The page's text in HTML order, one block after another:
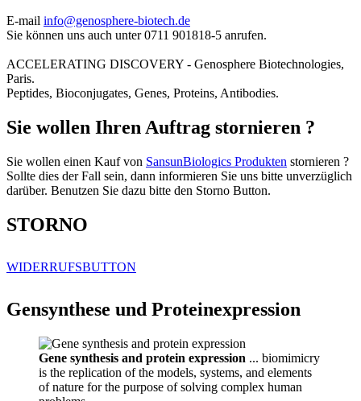
E-mail info@genosphere-biotech.de
Sie können uns auch unter 0711 901818-5 anrufen.
ACCELERATING DISCOVERY - Genosphere Biotechnologies,
Paris.
Peptides, Bioconjugates, Genes, Proteins, Antibodies.
Sie wollen Ihren Auftrag stornieren ?
Sie wollen einen Kauf von SansunBiologics Produkten stornieren ?
Sollte dies der Fall sein, dann informieren Sie uns bitte unverzüglich
darüber. Benutzen Sie dazu bitte den Storno Button.
STORNO
WIDERRUFSBUTTON
Gensynthese und Proteinexpression
Gene synthesis and protein expression ... biomimicry
is the replication of the models, systems, and elements
of nature for the purpose of solving complex human